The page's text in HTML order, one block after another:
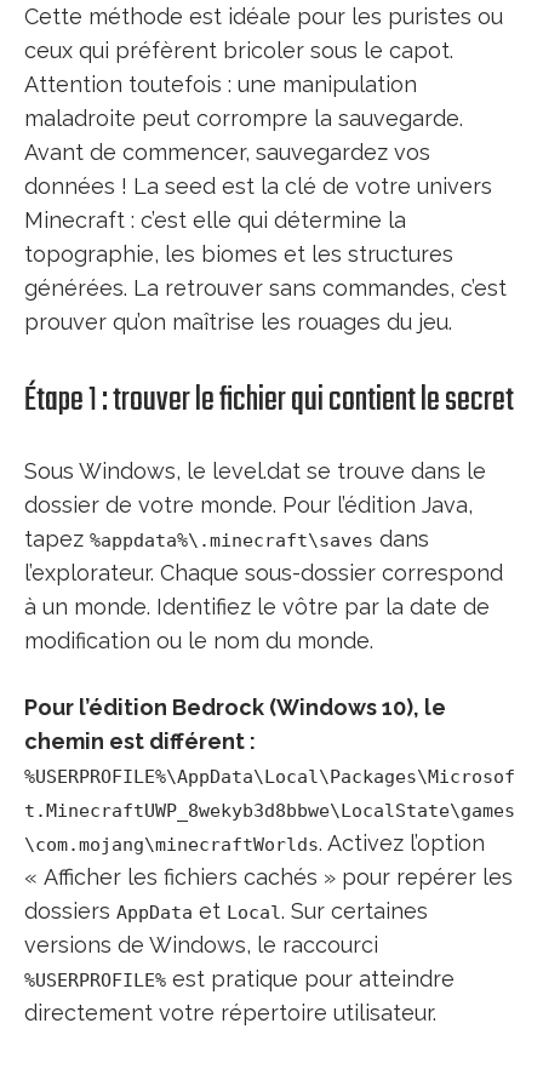
Cette méthode est idéale pour les puristes ou
ceux qui préfèrent bricoler sous le capot.
Attention toutefois : une manipulation
maladroite peut corrompre la sauvegarde.
Avant de commencer, sauvegardez vos
données ! La seed est la clé de votre univers
Minecraft : c’est elle qui détermine la
topographie, les biomes et les structures
générées. La retrouver sans commandes, c’est
prouver qu’on maîtrise les rouages du jeu.
Étape 1 : trouver le fichier qui contient le secret
Sous Windows, le level.dat se trouve dans le
dossier de votre monde. Pour l’édition Java,
tapez %appdata%\.minecraft\saves dans
l’explorateur. Chaque sous-dossier correspond
à un monde. Identifiez le vôtre par la date de
modification ou le nom du monde.
Pour l’édition Bedrock (Windows 10), le
chemin est différent :
%USERPROFILE%\AppData\Local\Packages\Microsof
t.MinecraftUWP_8wekyb3d8bbwe\LocalState\games
\com.mojang\minecraftWorlds. Activez l’option
« Afficher les fichiers cachés » pour repérer les
dossiers AppData et Local. Sur certaines
versions de Windows, le raccourci
%USERPROFILE% est pratique pour atteindre
directement votre répertoire utilisateur.